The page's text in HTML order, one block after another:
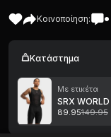
Κοινοποίηση:
Κατάστημα
Με ετικέτα
SRX WORLD
89.95149.95